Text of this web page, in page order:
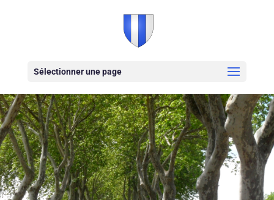
Sélectionner une page